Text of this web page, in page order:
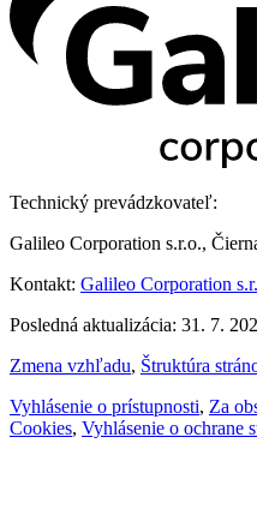
Technický prevádzkovateľ:
Galileo Corporation s.r.o.,
Kontakt: Galileo Corporation
Posledná aktualizácia: 31. 7.
Zmena vzhľadu, Štruktúra
Vyhlásenie o prístupnosti, Za
Cookies, Vyhlásenie o ochrane